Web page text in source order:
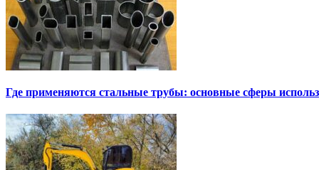
Где применяются стальные трубы: основные сферы